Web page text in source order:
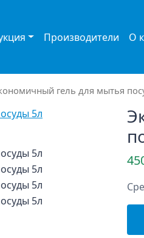
Производители О
гель для мытья